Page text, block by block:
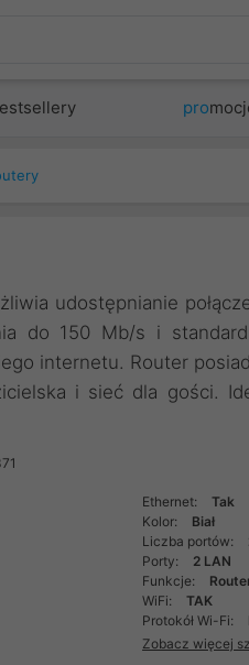
pro
udostępnianie
do 150 Mb/s i
internetu. Router
i sieć dla gości.
Ethernet:
Tak
Kolor:
Biał
Liczba portów:
Porty:
2 LAN
Funkcje:
WiFi:
TAK
Protokół Wi-Fi:
Zobacz więcej